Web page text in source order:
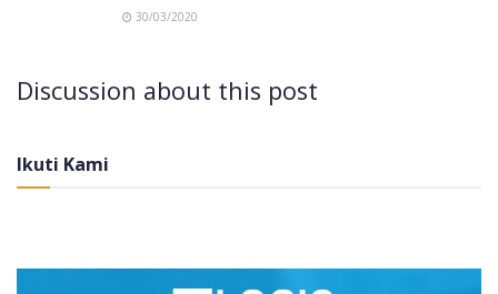
30/03/2020
Discussion about this post
Ikuti Kami